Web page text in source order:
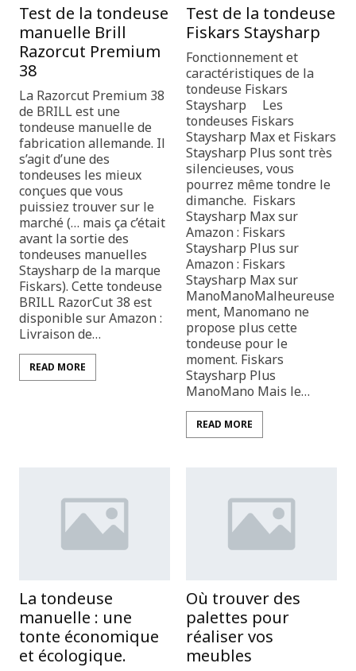
Test de la tondeuse
manuelle Brill
Razorcut Premium
38
La Razorcut Premium 38
de BRILL est une
tondeuse manuelle de
fabrication allemande. Il
s’agit d’une des
tondeuses les mieux
conçues que vous
puissiez trouver sur le
marché (… mais ça c’était
avant la sortie des
tondeuses manuelles
Staysharp de la marque
Fiskars). Cette tondeuse
BRILL RazorCut 38 est
disponible sur Amazon :
Livraison de…
READ MORE
Test de la tondeuse
Fiskars Staysharp
Fonctionnement et
caractéristiques de la
tondeuse Fiskars
Staysharp Les
tondeuses Fiskars
Staysharp Max et Fiskars
Staysharp Plus sont très
silencieuses, vous
pourrez même tondre le
dimanche. Fiskars
Staysharp Max sur
Amazon : Fiskars
Staysharp Plus sur
Amazon : Fiskars
Staysharp Max sur
ManoManoMalheureuse
ment, Manomano ne
propose plus cette
tondeuse pour le
moment. Fiskars
Staysharp Plus
ManoMano Mais le…
READ MORE
La tondeuse
manuelle : une
tonte économique
et écologique.
Où trouver des
palettes pour
réaliser vos
meubles